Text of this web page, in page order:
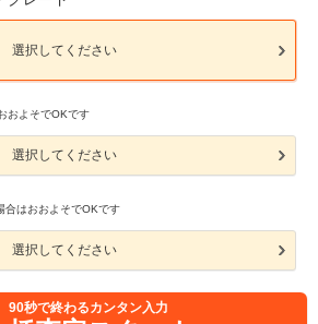
選択してください
およそでOKです
選択してください
合はおおよそでOKです
選択してください
90秒で終わるカンタン入力